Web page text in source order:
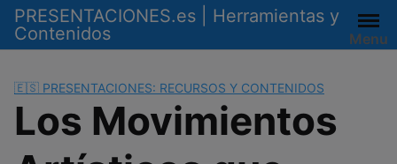
Saltar
contenido
PRESENTACIONES.es | Herramientas y
Contenidos
Menu
🇪🇸 PRESENTACIONES: RECURSOS Y CONTENIDOS
Los Movimientos